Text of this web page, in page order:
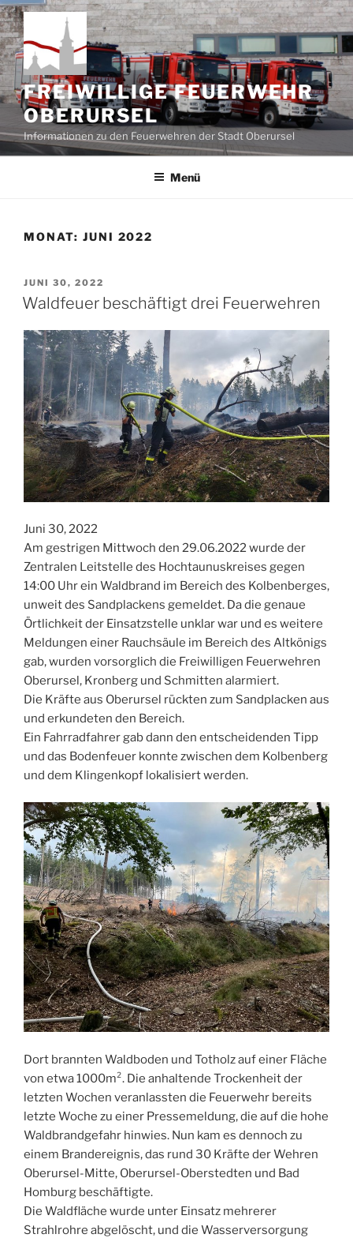
Zum
Inhalt
springen
FREIWILLIGE FEUERWEHR
OBERURSEL
Informationen zu den Feuerwehren der Stadt Oberursel
Menü
MONAT: JUNI 2022
VERÖFFENTLICHT
AM
JUNI 30, 2022
Waldfeuer beschäftigt drei Feuerwehren
Juni 30, 2022
Am gestrigen Mittwoch den 29.06.2022 wurde der
Zentralen Leitstelle des Hochtaunuskreises gegen
14:00 Uhr ein Waldbrand im Bereich des Kolbenberges,
unweit des Sandplackens gemeldet. Da die genaue
Örtlichkeit der Einsatzstelle unklar war und es weitere
Meldungen einer Rauchsäule im Bereich des Altkönigs
gab, wurden vorsorglich die Freiwilligen Feuerwehren
Oberursel, Kronberg und Schmitten alarmiert.
Die Kräfte aus Oberursel rückten zum Sandplacken aus
und erkundeten den Bereich.
Ein Fahrradfahrer gab dann den entscheidenden Tipp
und das Bodenfeuer konnte zwischen dem Kolbenberg
und dem Klingenkopf lokalisiert werden.
Dort brannten Waldboden und Totholz auf einer Fläche
von etwa 1000m². Die anhaltende Trockenheit der
letzten Wochen veranlassten die Feuerwehr bereits
letzte Woche zu einer Pressemeldung, die auf die hohe
Waldbrandgefahr hinwies. Nun kam es dennoch zu
einem Brandereignis, das rund 30 Kräfte der Wehren
Oberursel-Mitte, Oberursel-Oberstedten und Bad
Homburg beschäftigte.
Die Waldfläche wurde unter Einsatz mehrerer
Strahlrohre abgelöscht, und die Wasserversorgung